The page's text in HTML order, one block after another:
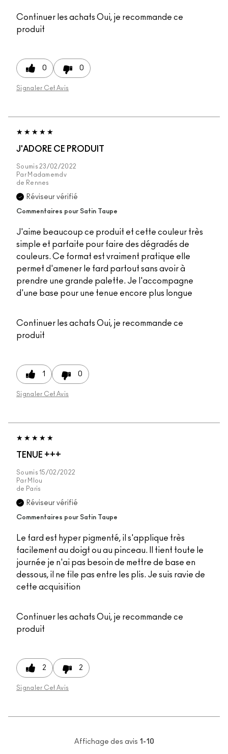
Continuer les achats Oui, je recommande ce
produit
0 0
Signaler Cet Avis
J'ADORE CE PRODUIT
Soumis 23/02/2022
Par Madamemdv
de Rennes
Réviseur vérifié
Commentaires pour Satin Taupe
J'aime beaucoup ce produit et cette couleur très
simple et parfaite pour faire des dégradés de
couleurs. Ce format est vraiment pratique elle
permet d'amener le fard partout sans avoir à
prendre une grande palette. Je l'accompagne
d'une base pour une tenue encore plus longue
Continuer les achats Oui, je recommande ce
produit
1 0
Signaler Cet Avis
TENUE +++
Soumis15/02/2022
Par Mlou
de Paris
Réviseur vérifié
Commentaires pour Satin Taupe
Le fard est hyper pigmenté, il s'applique très
facilement au doigt ou au pinceau. Il tient toute le
journée je n'ai pas besoin de mettre de base en
dessous, il ne file pas entre les plis. Je suis ravie de
cette acquisition
Continuer les achats Oui, je recommande ce
produit
2 2
Signaler Cet Avis
Affichage des avis 1-10